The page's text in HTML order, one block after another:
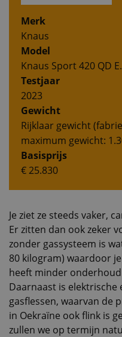
Merk
Knaus
Model
Knaus Sport 420 QD
Testjaar
2023
Gewicht
Rijklaar gewicht
maximum gewicht:
Basisprijs
€ 25.830
Je ziet ze steeds vaker,
Er zitten dan ook zeker
zonder gassysteem is
80 kilogram) waardoor
heeft minder
Daarnaast is elektrische
gasflessen, waarvan de
in Oekraïne ook flink is
zullen we op termijn